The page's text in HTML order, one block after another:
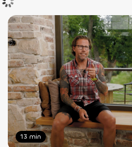
13 min